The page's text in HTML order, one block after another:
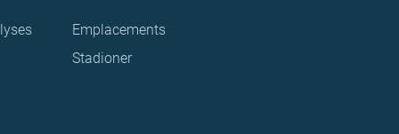
Emplacements
Stadioner